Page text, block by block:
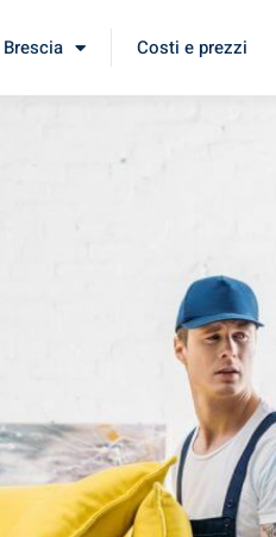
Costi e prezzi